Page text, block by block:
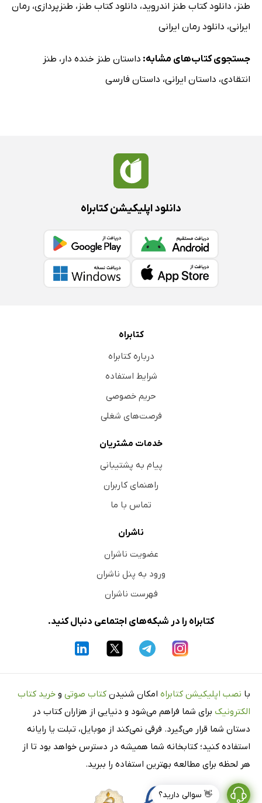
طنز ، دانلود کتاب طنز اندروید، دانلود کتاب طنز ، طنزپردازی، رمان
ایرانی، دانلود رمان ایرانی
جستجوی کتاب‌های مشابه: داستان طنز خنده دار ، طنز
انتقادی، داستان ایرانی، داستان فارسی
👋 سوالی دارید؟
دانلود اپلیکیشن کتابراه
کتابراه
درباره کتابراه
شرایط استفاده
حریم خصوصی
فرصت‌های شغلی
خدمات مشتریان
پیام به پشتیبانی
راهنمای کاربران
تماس با ما
ناشران
عضویت ناشران
ورود به پنل ناشران
فهرست ناشران
کتابراه را در شبکه‌های اجتماعی دنبال کنید.
با نصب اپلیکیشن کتابراه امکان شنیدن کتاب صوتی و خرید کتاب
الکترونیک برای شما فراهم می‌شود و دنیایی از هزاران کتاب در
دستان شما قرار می‌گیرد. فرقی نمی‌کند از موبایل، تبلت یا رایانه
استفاده کنید؛ کتابخانه شما همیشه در دسترس خواهد بود تا از
هر لحظه برای مطالعه بهترین استفاده را ببرید.